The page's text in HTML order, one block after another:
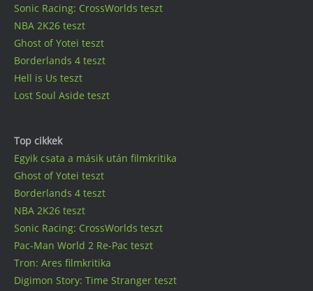
Sonic Racing: CrossWorlds teszt
NBA 2K26 teszt
Ghost of Yotei teszt
Borderlands 4 teszt
Hell is Us teszt
Lost Soul Aside teszt
Top cikkek
Egyik csata a másik után filmkritika
Ghost of Yotei teszt
Borderlands 4 teszt
NBA 2K26 teszt
Sonic Racing: CrossWorlds teszt
Pac-Man World 2 Re-Pac teszt
Tron: Ares filmkritika
Digimon Story: Time Stranger teszt